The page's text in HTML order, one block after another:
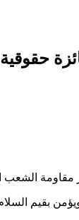
حقوقية
مقاومة
بقيم